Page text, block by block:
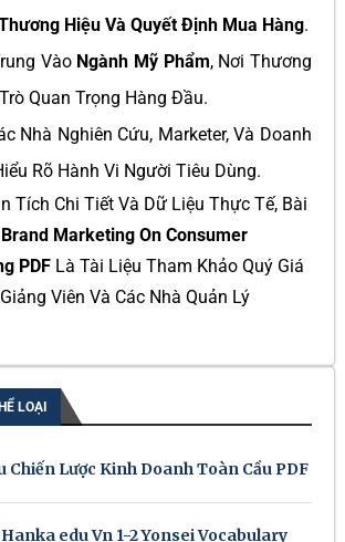
Hiệu Và Quyết Định Mua Hàng.
Vào Ngành Mỹ Phẩm, Nơi Thương
Quan Trọng Hàng Đầu.
Nhà Nghiên Cứu, Marketer, Và Doanh
Rõ Hành Vi Người Tiêu Dùng.
Tích Chi Tiết Và Dữ Liệu Thực Tế, Bài
Marketing On Consumer
PDF Là Tài Liệu Tham Khảo Quý Giá
Viên Và Các Nhà Quản Lý
LOẠI
Chiến Lược Kinh Doanh Toàn Cầu PDF
Hanka edu Vn 1-2 Yonsei Vocabulary